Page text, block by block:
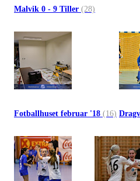
Malvik 0 - 9 Tiller (28)
Fotballhuset februar '18 (16)